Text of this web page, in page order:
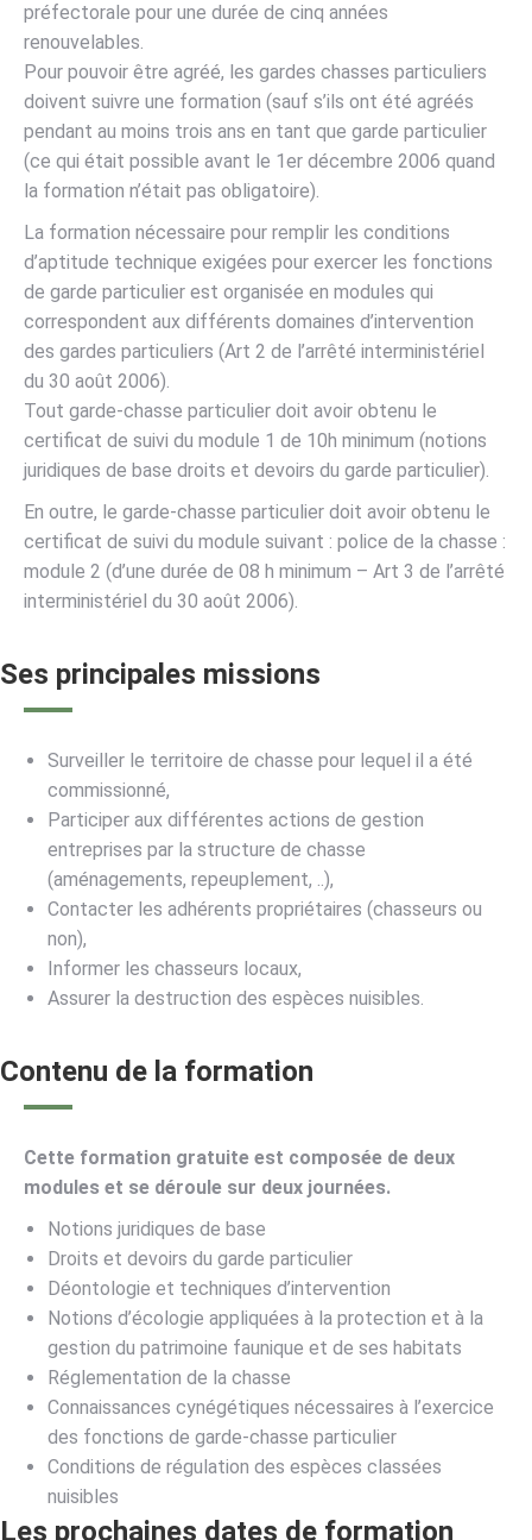
préfectorale pour une durée de cinq années
renouvelables.
Pour pouvoir être agréé, les gardes chasses particuliers
doivent suivre une formation (sauf s’ils ont été agréés
pendant au moins trois ans en tant que garde particulier
(ce qui était possible avant le 1er décembre 2006 quand
la formation n’était pas obligatoire).
La formation nécessaire pour remplir les conditions
d’aptitude technique exigées pour exercer les fonctions
de garde particulier est organisée en modules qui
correspondent aux différents domaines d’intervention
des gardes particuliers (Art 2 de l’arrêté interministériel
du 30 août 2006).
Tout garde-chasse particulier doit avoir obtenu le
certificat de suivi du module 1 de 10h minimum (notions
juridiques de base droits et devoirs du garde particulier).
En outre, le garde-chasse particulier doit avoir obtenu le
certificat de suivi du module suivant : police de la chasse :
module 2 (d’une durée de 08 h minimum – Art 3 de l’arrêté
interministériel du 30 août 2006).
Ses principales missions
Surveiller le territoire de chasse pour lequel il a été
commissionné,
Participer aux différentes actions de gestion
entreprises par la structure de chasse
(aménagements, repeuplement, ..),
Contacter les adhérents propriétaires (chasseurs ou
non),
Informer les chasseurs locaux,
Assurer la destruction des espèces nuisibles.
Contenu de la formation
Cette formation gratuite est composée de deux
modules et se déroule sur deux journées.
Notions juridiques de base
Droits et devoirs du garde particulier
Déontologie et techniques d’intervention
Notions d’écologie appliquées à la protection et à la
gestion du patrimoine faunique et de ses habitats
Réglementation de la chasse
Connaissances cynégétiques nécessaires à l’exercice
des fonctions de garde-chasse particulier
Conditions de régulation des espèces classées
nuisibles
Les prochaines dates de formation